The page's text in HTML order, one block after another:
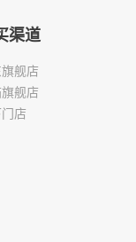
渠道
舰店
舰店
店